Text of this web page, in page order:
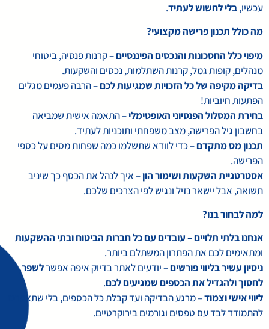
עכשיו,בלי לחשוש לעתיד.
מה כולל תכנון פרישה מקצועי?
מיפוי כלל החסכונות והנכסים הפיננסיים– קרנות פנסיה, ביטוחי
מנהלים, קופות גמל, קרנות השתלמות, נכסים והשקעות.
בדיקה מקיפה של כל הזכויות שמגיעות לכם– הרבה פעמים מגלים
הפתעות חיוביות!
בחירת המסלול הפנסיוני האופטימלי– התאמה אישית שמביאה
בחשבון גיל הפרישה, מצב משפחתי ותוכניות לעתיד.
תכנון מס מתקדם– כדי לוודא שתשלמו כמה שפחות מסים על כספי
הפרישה.
אסטרטגיית השקעות ושימור הון– איך לנהל את הכסף כך שיניב
תשואה, אבל יישאר נזיל ונגיש לפי הצרכים שלכם.
למה לבחור בנו?
אנחנו בלתי תלויים – עובדים עם כל חברות הביטוח ובתי ההשקעות
ומתאימים לכם את הפתרון המשתלם ביותר.
ניסיון עשיר בליווי פורשים– יודעים לאתר בדיוק איפה אפשרלשפר,
לחסוך ולהגדיל את הכספים שמגיעים לכם.
ליווי אישי וצמוד– מרגע הבדיקה ועד קבלת כל הכספים, בלי שתצטרכו
להתמודד לבד עם טפסים וגורמים בירוקרטיים.